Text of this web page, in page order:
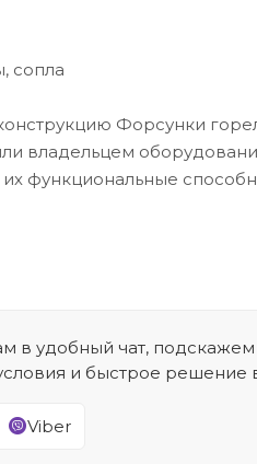
сопла
Форсунки
владельцем
функциональные
удобный чат, подскажем
и быстрое решение
Viber